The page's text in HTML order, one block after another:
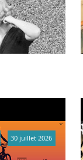
30 juillet 2026